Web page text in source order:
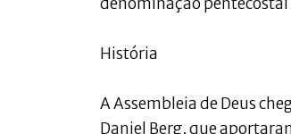
História
A Assembleia de Deus
Daniel Berg, que